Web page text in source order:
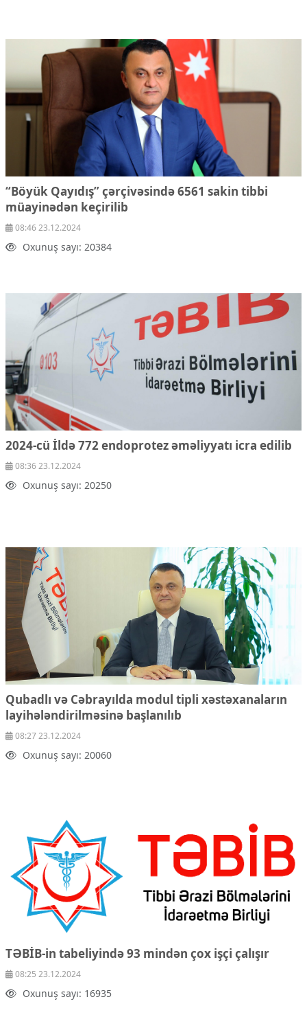
“Böyük Qayıdış” çərçivəsində 6561 sakin tibbi
müayinədən keçirilib
08:46 23.12.2024
Oxunuş sayı: 20384
2024-cü İldə 772 endoprotez əməliyyatı icra edilib
08:36 23.12.2024
Oxunuş sayı: 20250
Qubadlı və Cəbrayılda modul tipli xəstəxanaların
layihələndirilməsinə başlanılıb
08:27 23.12.2024
Oxunuş sayı: 20060
TƏBİB-in tabeliyində 93 mindən çox işçi çalışır
08:25 23.12.2024
Oxunuş sayı: 16935